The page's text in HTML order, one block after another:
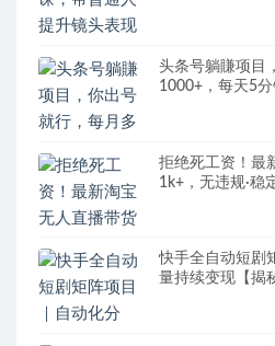
头条号躺賺项目
1000+，每天5分
拒绝死工资！最
1k+，无违规·稳
快手全自动短剧
量持续变现【揭